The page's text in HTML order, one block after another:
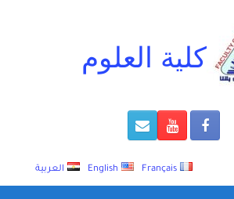
كلية العلوم
العربية English Français